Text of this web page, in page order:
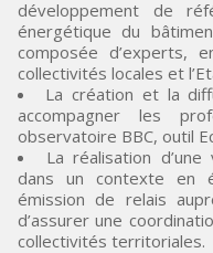
développement de
énergétique du
composée d’experts,
collectivités locales et
La création et la
accompagner les
observatoire BBC, outil
La réalisation
dans un contexte en
émission de relais
d’assurer une
collectivités territoriales.